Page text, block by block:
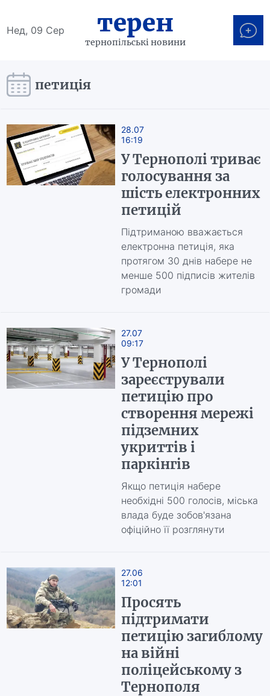
Нед, 09 Сер терен
тернопільські новини
петиція
28.07
16:19
У Тернополі триває
голосування за
шість електронних
петицій
Підтриманою вважається
електронна петиція, яка
протягом 30 днів набере не
менше 500 підписів жителів
громади
27.07
09:17
У Тернополі
зареєстрували
петицію про
створення мережі
підземних
укриттів і
паркінгів
Якщо петиція набере
необхідні 500 голосів, міська
влада буде зобов'язана
офіційно її розглянути
27.06
12:01
Просять
підтримати
петицію загиблому
на війні
поліцейському з
Тернополя